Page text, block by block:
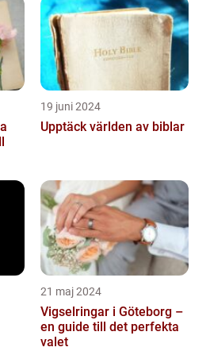
19 juni 2024
Upptäck världen av biblar
21 maj 2024
Vigselringar i Göteborg –
en guide till det perfekta
valet